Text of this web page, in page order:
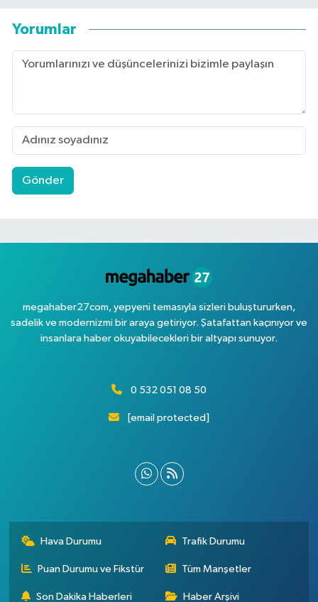
Yorumlar
Gönder
megahaber27com, yepyeni temasıyla sizleri buluştururken,
sadelik ve modernizmi bir araya getiriyor. Şatafattan kaçınıyor ve
insanlara haber okuyabilecekleri bir altyapı sunuyor.
0 532 051 08 50
[email protected]
Hava Durumu Trafik Durumu
Puan Durumu ve Fikstür Tüm Manşetler
Son Dakika Haberleri Haber Arşivi